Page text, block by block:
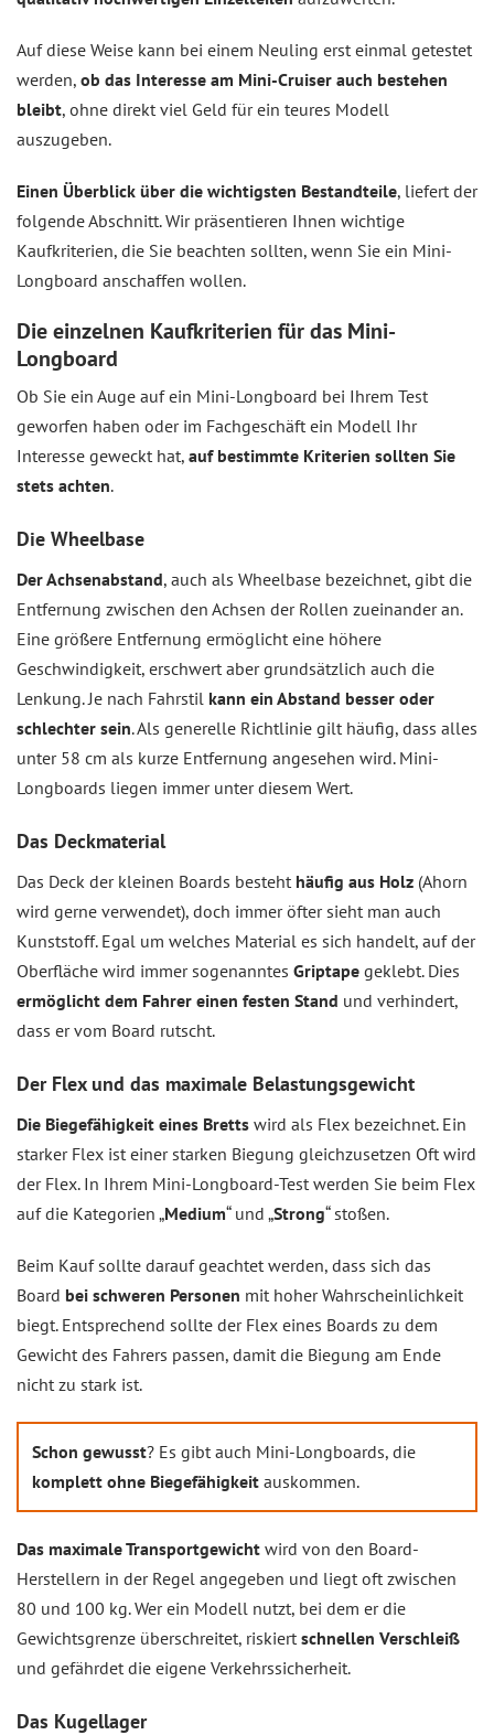
Auf diese Weise kann bei einem Neuling erst einmal getestet
werden, ob das Interesse am Mini-Cruiser auch bestehen
bleibt, ohne direkt viel Geld für ein teures Modell
auszugeben.
Einen Überblick über die wichtigsten Bestandteile, liefert der
folgende Abschnitt. Wir präsentieren Ihnen wichtige
Kaufkriterien, die Sie beachten sollten, wenn Sie ein Mini-
Longboard anschaffen wollen.
Die einzelnen Kaufkriterien für das Mini-
Longboard
Ob Sie ein Auge auf ein Mini-Longboard bei Ihrem Test
geworfen haben oder im Fachgeschäft ein Modell Ihr
Interesse geweckt hat, auf bestimmte Kriterien sollten Sie
stets achten.
Die Wheelbase
Der Achsenabstand, auch als Wheelbase bezeichnet, gibt die
Entfernung zwischen den Achsen der Rollen zueinander an.
Eine größere Entfernung ermöglicht eine höhere
Geschwindigkeit, erschwert aber grundsätzlich auch die
Lenkung. Je nach Fahrstil kann ein Abstand besser oder
schlechter sein. Als generelle Richtlinie gilt häufig, dass alles
unter 58 cm als kurze Entfernung angesehen wird. Mini-
Longboards liegen immer unter diesem Wert.
Das Deckmaterial
Das Deck der kleinen Boards besteht häufig aus Holz (Ahorn
wird gerne verwendet), doch immer öfter sieht man auch
Kunststoff. Egal um welches Material es sich handelt, auf der
Oberfläche wird immer sogenanntes Griptape geklebt. Dies
ermöglicht dem Fahrer einen festen Stand und verhindert,
dass er vom Board rutscht.
Der Flex und das maximale Belastungsgewicht
Die Biegefähigkeit eines Bretts wird als Flex bezeichnet. Ein
starker Flex ist einer starken Biegung gleichzusetzen Oft wird
der Flex. In Ihrem Mini-Longboard-Test werden Sie beim Flex
auf die Kategorien „Medium“ und „Strong“ stoßen.
Beim Kauf sollte darauf geachtet werden, dass sich das
Board bei schweren Personen mit hoher Wahrscheinlichkeit
biegt. Entsprechend sollte der Flex eines Boards zu dem
Gewicht des Fahrers passen, damit die Biegung am Ende
nicht zu stark ist.
Schon gewusst? Es gibt auch Mini-Longboards, die
komplett ohne Biegefähigkeit auskommen.
Das maximale Transportgewicht wird von den Board-
Herstellern in der Regel angegeben und liegt oft zwischen
80 und 100 kg. Wer ein Modell nutzt, bei dem er die
Gewichtsgrenze überschreitet, riskiert schnellen Verschleiß
und gefährdet die eigene Verkehrssicherheit.
Das Kugellager